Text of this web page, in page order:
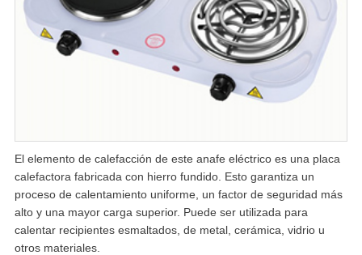
El elemento de calefacción de este anafe eléctrico es una placa
calefactora fabricada con hierro fundido. Esto garantiza un
proceso de calentamiento uniforme, un factor de seguridad más
alto y una mayor carga superior. Puede ser utilizada para
calentar recipientes esmaltados, de metal, cerámica, vidrio u
otros materiales.